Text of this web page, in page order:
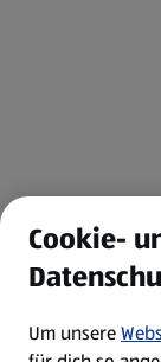
Cookie-
Um unsere